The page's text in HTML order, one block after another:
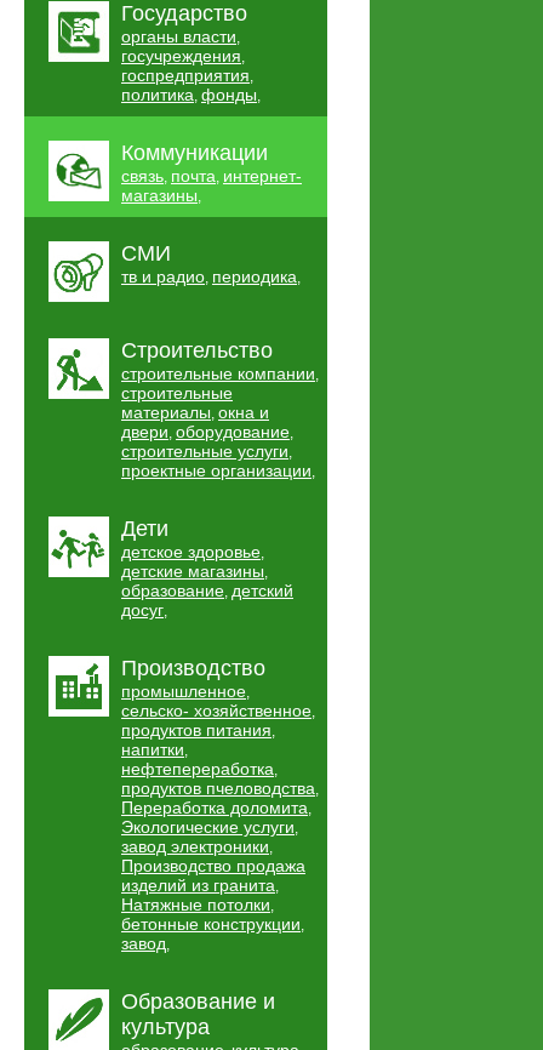
Государство
органы власти,
госучреждения,
госпредприятия,
политика, фонды,
Коммуникации
связь, почта, интернет-
магазины,
СМИ
тв и радио, периодика,
Строительство
строительные компании,
строительные
материалы, окна и
двери, оборудование,
строительные услуги,
проектные организации,
Дети
детское здоровье,
детские магазины,
образование, детский
досуг,
Производство
промышленное,
сельско- хозяйственное,
продуктов питания,
напитки,
нефтепереработка,
продуктов пчеловодства,
Переработка доломита,
Экологические услуги,
завод электроники,
Производство продажа
изделий из гранита,
Натяжные потолки,
бетонные конструкции,
завод,
Образование и
культура